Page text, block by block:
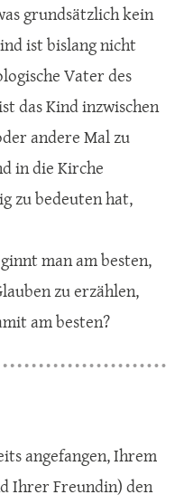
grundsätzlich kein
ist bislang nicht
Vater des
das Kind inzwischen
andere Mal zu
in die Kirche
zu bedeuten hat,
man am besten,
zu erzählen,
am besten?
angefangen, Ihrem
Ihrer Freundin) den